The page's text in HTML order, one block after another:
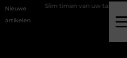
Nieuwe
artikelen
Slim timen van uw taxatie